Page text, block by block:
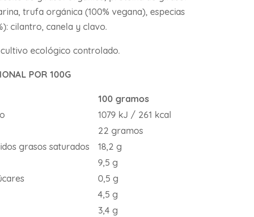
trufa orgánica (100% vegana), especias
cilantro, canela y clavo.
ecológico controlado.
POR 100G
100 gramos
1079 kJ / 261 kcal
22 gramos
grasos saturados
18,2 g
9,5 g
0,5 g
4,5 g
3,4 g